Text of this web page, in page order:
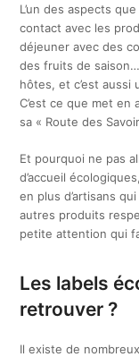
L’un des aspects
contact avec les
déjeuner avec des
des fruits de saison…
hôtes, et c’est aussi
C’est ce que met
sa « Route des
Et pourquoi ne pas
d’accueil
en plus d’artisans
autres produits
petite attention qui
Les labels
retrouver ?
Il existe de